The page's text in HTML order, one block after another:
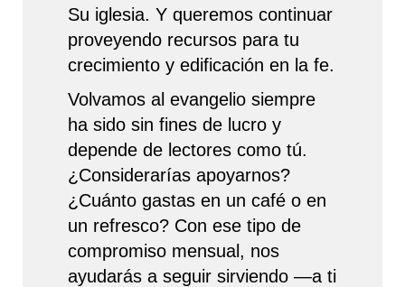
Su iglesia. Y queremos continuar
proveyendo recursos para tu
crecimiento y edificación en la fe.
Volvamos al evangelio siempre
ha sido sin fines de lucro y
depende de lectores como tú.
¿Considerarías apoyarnos?
¿Cuánto gastas en un café o en
un refresco? Con ese tipo de
compromiso mensual, nos
ayudarás a seguir sirviendo —a ti